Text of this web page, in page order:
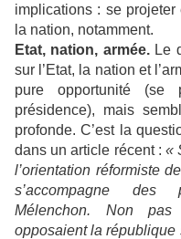
implications : se
la nation, notamment.
Etat, nation, armée.Le
sur l’Etat, la nation et
pure opportunité
présidence), mais
profonde. C’est la
dans un article récent : «
l’orientation réformiste
s’accompagne des
Mélenchon. Non
opposaient la